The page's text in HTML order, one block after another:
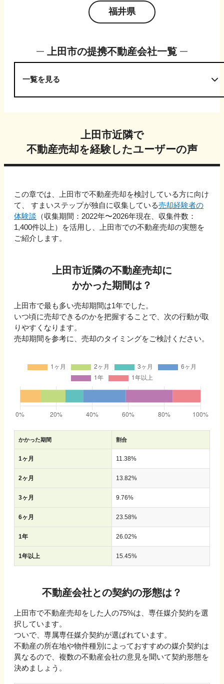
福井県
上田市の提携不動産会社一覧
一覧を見る
上田市近隣で
不動産売却を経験したユーザーの声
この章では、 上田市で不動産売却を検討している方に向け
て、 すまいステップが独自に収集している売却経験者の
体験談 （収集期間：2022年〜2026年現在、収集件数：
1,400件以上）を活用し、 上田市での不動産売却の実態を
ご紹介します。
上田市近隣の不動産売却に
かかった期間は？
上田市で最も多い売却期間は1年でした。
いつ頃に売却できるのかを把握することで、次の行動が取
りやすくなります。
売却期間を参考に、売却のタイミングをご検討ください。
かかった期間 割合
1ヶ月 11.38%
2ヶ月 13.82%
3ヶ月 9.76%
6ヶ月 23.58%
1年 26.02%
1年以上 15.45%
不動産会社との契約の形態は？
上田市で不動産売却をした人の75%は、専任媒介契約を選
択しています。
ついで、専属専任媒介契約が選ばれています。
不動産の所在地や物件種別によっておすすめの媒介契約は
異なるので、複数の不動産会社の意見を聞いて契約形態を
決めましょう。